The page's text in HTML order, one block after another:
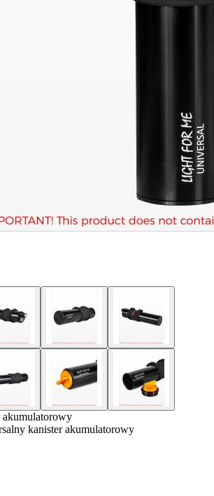
kanister akumulatorowy